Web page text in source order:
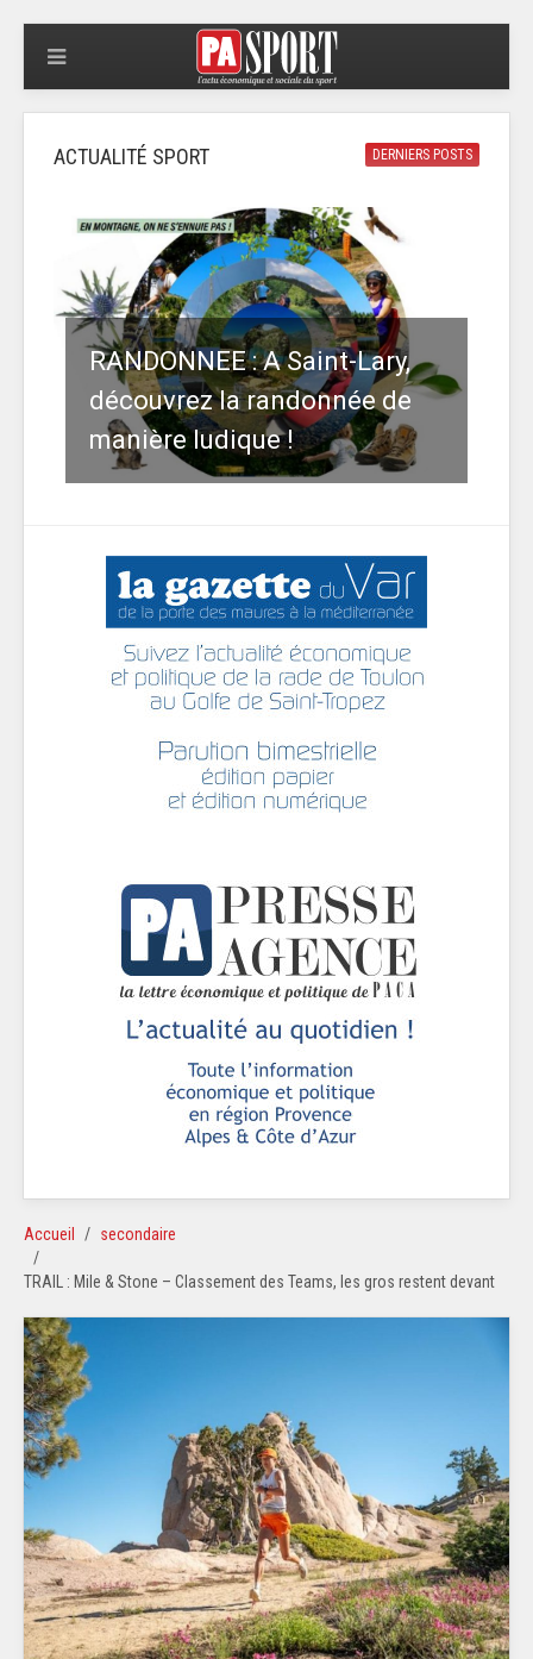
DERNIERS POSTS
ACTUALITÉ SPORT
RANDONNEE : A Saint-Lary,
découvrez la randonnée de
manière ludique !
Accueil secondaire
TRAIL : Mile & Stone – Classement des Teams, les gros restent devant